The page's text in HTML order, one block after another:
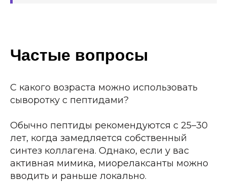
Частые вопросы
С какого возраста можно использовать
сыворотку с пептидами?
Обычно пептиды рекомендуются с 25–30
лет, когда замедляется собственный
синтез коллагена. Однако, если у вас
активная мимика, миорелаксанты можно
вводить и раньше локально.